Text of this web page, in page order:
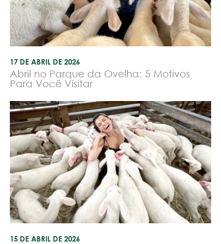
17 DE ABRIL DE 2026
Abril no Parque da Ovelha: 5 Motivos
Para Você Visitar
15 DE ABRIL DE 2026